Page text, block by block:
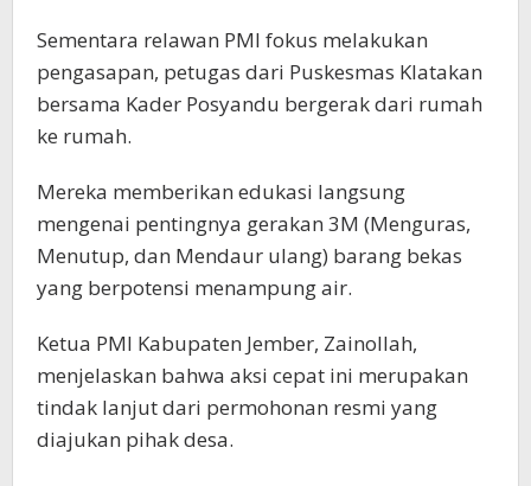
Sementara relawan PMI fokus melakukan
pengasapan, petugas dari Puskesmas Klatakan
bersama Kader Posyandu bergerak dari rumah
ke rumah.
Mereka memberikan edukasi langsung
mengenai pentingnya gerakan 3M (Menguras,
Menutup, dan Mendaur ulang) barang bekas
yang berpotensi menampung air.
Ketua PMI Kabupaten Jember, Zainollah,
menjelaskan bahwa aksi cepat ini merupakan
tindak lanjut dari permohonan resmi yang
diajukan pihak desa.